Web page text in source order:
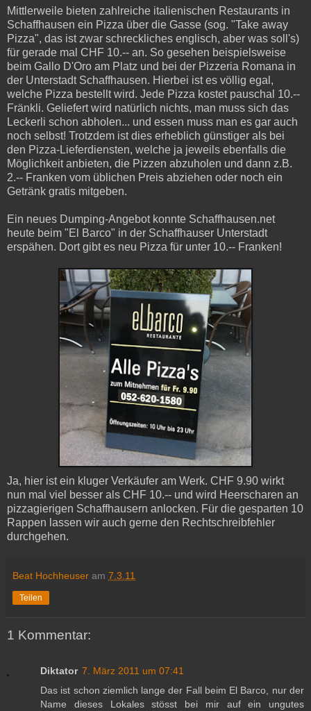
Mittlerweile bieten zahlreiche italienischen Restaurants in
Schaffhausen ein Pizza über die Gasse (sog. "Take away
Pizza", das ist zwar schreckliches englisch, aber was soll's)
für gerade mal CHF 10.-- an. So gesehen beispielsweise
beim Gallo D'Oro am Platz und bei der Pizzeria Romana in
der Unterstadt Schaffhausen. Hierbei ist es völlig egal,
welche Pizza bestellt wird. Jede Pizza kostet pauschal 10.--
Fränkli. Geliefert wird natürlich nichts, man muss sich das
Leckerli schon abholen... und essen muss man es gar auch
noch selbst! Trotzdem ist dies erheblich günstiger als bei
den Pizza-Lieferdiensten, welche ja jeweils ebenfalls die
Möglichkeit anbieten, die Pizzen abzuholen und dann z.B.
2.-- Franken vom üblichen Preis abziehen oder noch ein
Getränk gratis mitgeben.
Ein neues Dumping-Angebot konnte Schaffhausen.net
heute beim "El Barco" in der Schaffhauser Unterstadt
erspähen. Dort gibt es neu Pizza für unter 10.-- Franken!
Ja, hier ist ein kluger Verkäufer am Werk. CHF 9.90 wirkt
nun mal viel besser als CHF 10.-- und wird Heerscharen an
pizzagierigen Schaffhausern anlocken. Für die gesparten 10
Rappen lassen wir auch gerne den Rechtschreibfehler
durchgehen.
Beat Hochheuser am 7.3.11
Teilen
1 Kommentar:
Diktator 7. März 2011 um 07:41
Das ist schon ziemlich lange der Fall beim El Barco, nur der
Name dieses Lokales stösst bei mir auf ein ungutes